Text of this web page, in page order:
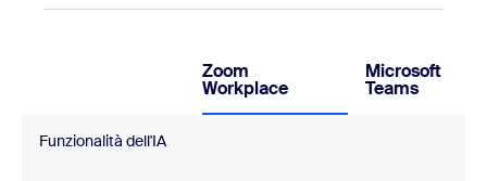
Zoom
Workplace
Microsoft
Teams
Funzionalità dell'IA